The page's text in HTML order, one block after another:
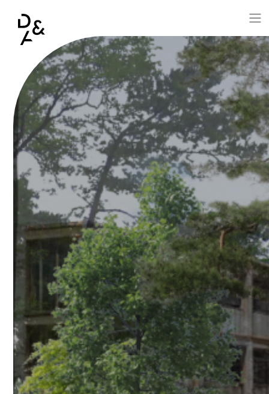
Aller au contenu principal